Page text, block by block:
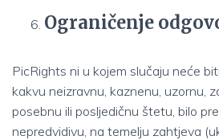
Ograničenje
PicRights ni u kojem slučaju neće
kakvu neizravnu, kaznenu, uzornu,
posebnu ili posljedičnu štetu, bilo
nepredvidivu, na temelju zahtjeva